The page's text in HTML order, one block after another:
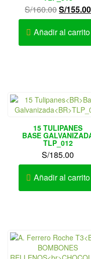
S/160.00El
precio
original
S/155.00
Añadir al carrito
15 TULIPANES
BASE
TLP_012
S/185.00
Añadir al carrito